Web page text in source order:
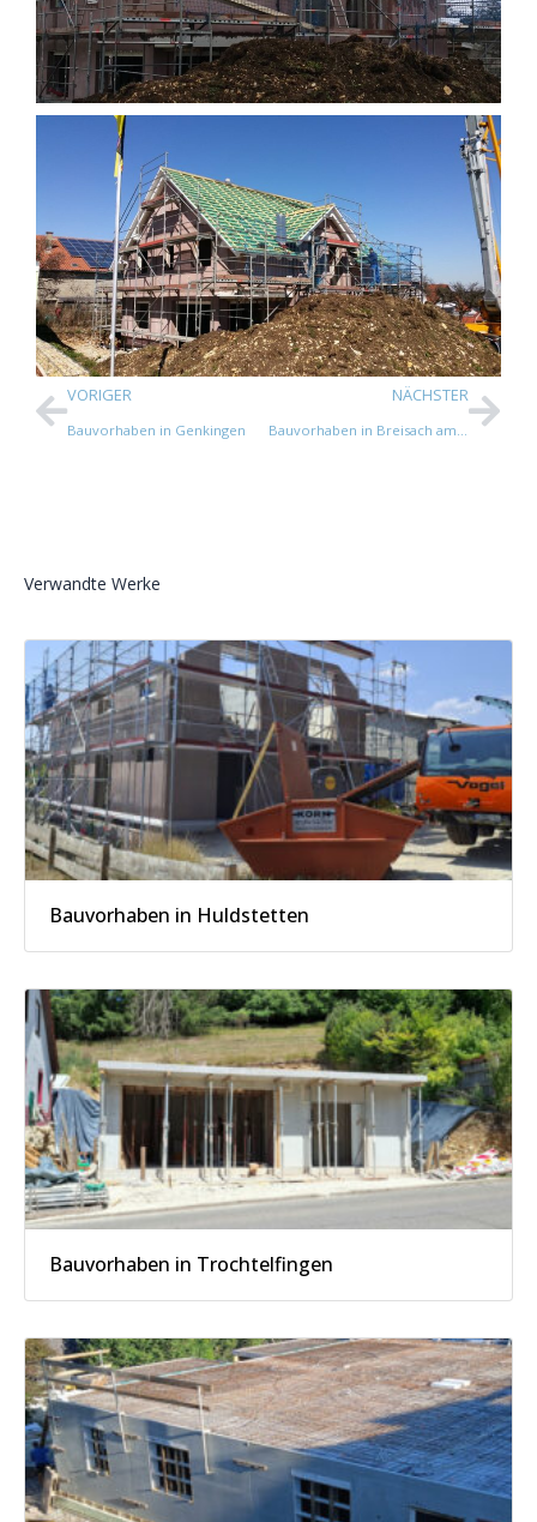
VORIGER
Bauvorhaben in Genkingen
NÄCHSTER
Bauvorhaben in Breisach am Rhein
Verwandte Werke
Bauvorhaben in Huldstetten
Bauvorhaben in Trochtelfingen